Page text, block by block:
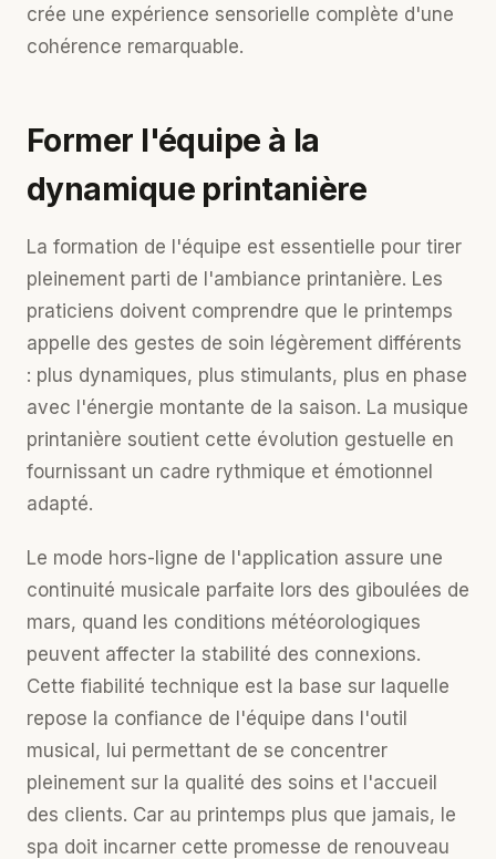
crée une expérience sensorielle complète d'une
cohérence remarquable.
Former l'équipe à la
dynamique printanière
La formation de l'équipe est essentielle pour tirer
pleinement parti de l'ambiance printanière. Les
praticiens doivent comprendre que le printemps
appelle des gestes de soin légèrement différents
: plus dynamiques, plus stimulants, plus en phase
avec l'énergie montante de la saison. La musique
printanière soutient cette évolution gestuelle en
fournissant un cadre rythmique et émotionnel
adapté.
Le mode hors-ligne de l'application assure une
continuité musicale parfaite lors des giboulées de
mars, quand les conditions météorologiques
peuvent affecter la stabilité des connexions.
Cette fiabilité technique est la base sur laquelle
repose la confiance de l'équipe dans l'outil
musical, lui permettant de se concentrer
pleinement sur la qualité des soins et l'accueil
des clients. Car au printemps plus que jamais, le
spa doit incarner cette promesse de renouveau